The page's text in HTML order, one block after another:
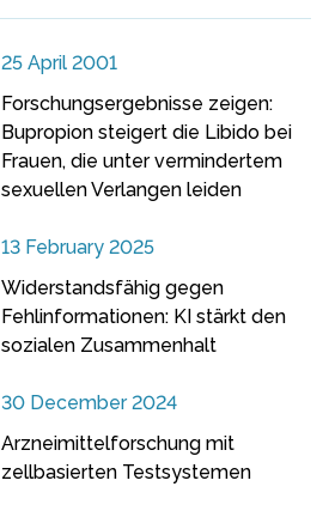
25 April 2001
Forschungsergebnisse zeigen:
Bupropion steigert die Libido bei
Frauen, die unter vermindertem
sexuellen Verlangen leiden
13 February 2025
Widerstandsfähig gegen
Fehlinformationen: KI stärkt den
sozialen Zusammenhalt
30 December 2024
Arzneimittelforschung mit
zellbasierten Testsystemen